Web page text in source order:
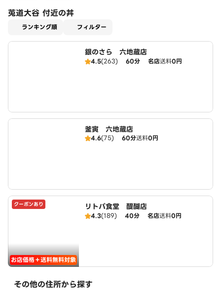
莵道大谷 付近の丼
ランキング順 フィルター
銀のさら 六地蔵店
4.5(263) 60分 名店送料0円
釜寅 六地蔵店
4.6(75) 60分送料0円
クーポンあり
お店価格＋送料無料対象
リトパ食堂 醍醐店
4.3(189) 40分 名店送料0円
その他の住所から探す